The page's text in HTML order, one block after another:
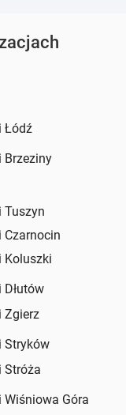
Łódź
Brzeziny
Tuszyn
Czarnocin
Koluszki
Dłutów
Zgierz
Stryków
Stróża
Wiśniowa Góra